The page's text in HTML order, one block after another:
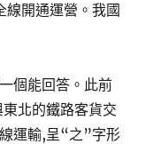
線開通運營。我國
個能回答。此前
北的鐵路客貨交
運輸,呈“之”字形